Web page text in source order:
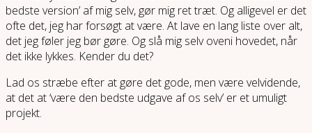
bedste version’ af mig selv, gør mig ret træt. Og alligevel er det
ofte det, jeg har forsøgt at være. At lave en lang liste over alt,
det jeg føler jeg bør gøre. Og slå mig selv oveni hovedet, når
det ikke lykkes. Kender du det?
Lad os stræbe efter at gøre det gode, men være velvidende,
at det at ‘være den bedste udgave af os selv’ er et umuligt
projekt.